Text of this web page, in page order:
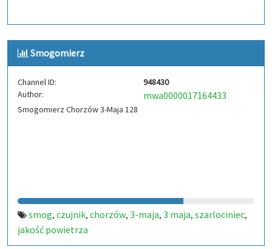
Smogomierz
Channel ID:
948430
Author:
mwa0000017164433
Smogomierz Chorzów 3-Maja 128
smog, czujnik, chorzów, 3-maja, 3 maja, szarlociniec,
jakość powietrza